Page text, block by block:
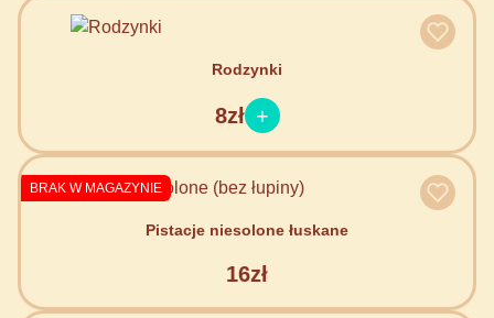
Rodzynki
8zł
BRAK W MAGAZYNIE
Pistacje niesolone łuskane
16zł